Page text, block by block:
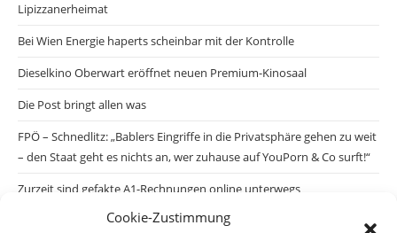
Cookie-Zustimmung
Lipizzanerheimat
Bei Wien Energie haperts scheinbar mit der Kontrolle
Dieselkino Oberwart eröffnet neuen Premium-Kinosaal
Die Post bringt allen was
FPÖ – Schnedlitz: „Bablers Eingriffe in die Privatsphäre gehen zu weit
– den Staat geht es nichts an, wer zuhause auf YouPorn & Co surft!“
Zurzeit sind gefakte A1-Rechnungen online unterwegs
Salzburgs Juden und ihre Sicherheit: „Erst nach einem Anschlag wäre